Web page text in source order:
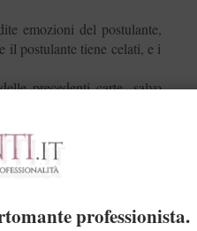
emozioni del postulante,
il postulante tiene celati, e i
precedenti carte, salvo
va comunque abbinata
posizione può vedere
professionista.